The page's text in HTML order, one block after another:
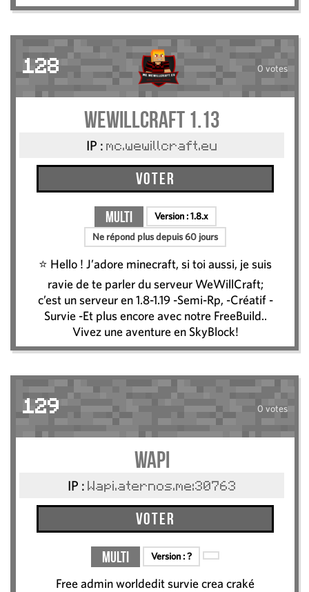
128 0 votes
WeWillCraft 1.13
IP : mc.wewillcraft.eu
Voter
Multi Version :1.8.x
Ne répond plus depuis 60 jours
⭐ Hello ! J’adore minecraft, si toi aussi, je suis
ravie de te parler du serveur WeWillCraft;
c’est un serveur en 1.8-1.19 -Semi-Rp, -Créatif -
Survie -Et plus encore avec notre FreeBuild..
Vivez une aventure en SkyBlock!
129 0 votes
Wapi
IP : Wapi.aternos.me:30763
Voter
Multi Version :?
Free admin worldedit survie crea craké